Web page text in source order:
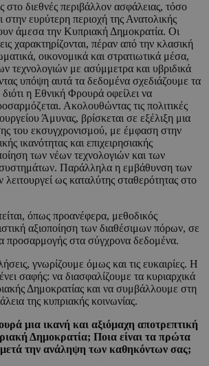
στο διεθνές περιβάλλον ασφάλειας, τόσο
ευρύτερη περιοχή της Ανατολικής
άμεσα την Κυπριακή Δημοκρατία. Οι
χαρακτηρίζονται, πέραν από την κλασική
οικονομικά και στρατιωτικά μέσα,
τεχνολογιών με ασύμμετρα και υβριδικά
υπόψη αυτά τα δεδομένα σχεδιάζουμε τα
η Εθνική Φρουρά οφείλει να
Ακολουθώντας τις πολιτικές
Άμυνας, βρίσκεται σε εξέλιξη μια
του εκσυγχρονισμού, με έμφαση στην
ικανότητας και επιχειρησιακής
των νέων τεχνολογιών και των
Παράλληλα η εμβάθυνση των
ως καταλύτης σταθερότητας στο
όπως προανέφερα, μεθοδικός
αξιοποίηση των διαθέσιμων πόρων, σε
προσαρμογής στα σύγχρονα δεδομένα.
γνωρίζουμε όμως και τις ευκαιρίες. Η
σαφής: να διασφαλίζουμε τα κυριαρχικά
Δημοκρατίας και να συμβάλλουμε στη
της κυπριακής κοινωνίας.
μια ικανή και αξιόμαχη αποτρεπτική
Δημοκρατία; Ποια είναι τα πρώτα
την ανάληψη των καθηκόντων σας;